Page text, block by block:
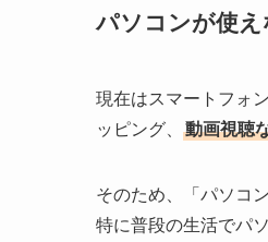
パソコンが使
現在はスマートフォ
ッピング、
動画視聴
そのため、「パソコ
特に普段の生活でパ